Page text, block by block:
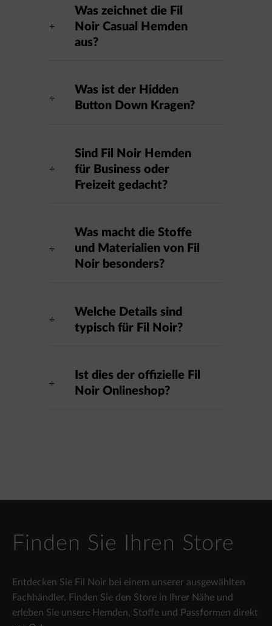
Was zeichnet die Fil
Noir Casual Hemden
aus?
Was ist der Hidden
Button Down Kragen?
Sind Fil Noir Hemden
für Business oder
Freizeit gedacht?
Was macht die Stoffe
und Materialien von Fil
Noir besonders?
Welche Details sind
typisch für Fil Noir?
Ist dies der offizielle Fil
Noir Onlineshop?
Finden Sie Ihren Store
Entdecken Sie Fil Noir bei einem unserer ausgewählten
Fachhändler. Finden Sie den Store in Ihrer Nähe und
erleben Sie unsere Hemden, Stoffe und Passformen direkt